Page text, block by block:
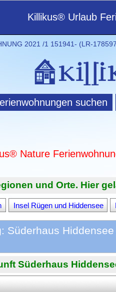
Killikus® Urlaub
2021 /1 151941- (LR-
suchen
Nature
und Orte. Hier
Insel Rügen und Hiddensee
Süderhaus
Süderhaus